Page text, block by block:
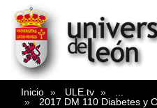
Inicio ULE.tv
2017 DM 110 Diabetes y